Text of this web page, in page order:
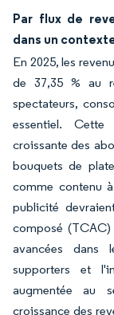
Par flux de
dans un
En 2025, les
de 37,35 % au
spectateurs,
essentiel.
croissante des
bouquets de
comme contenu
publicité
composé (TCAC)
avancées dans
supporters et
augmentée au
croissance des